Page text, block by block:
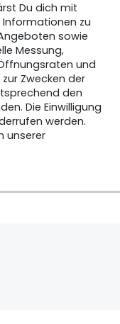
Du dich mit
zu
sowie
Messung,
und
Zwecken der
den
Die Einwilligung
werden.
unserer